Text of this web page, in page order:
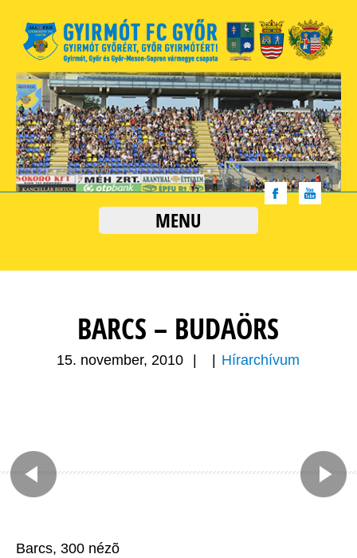
MENU
BARCS – BUDAÖRS
15. november, 2010 Hírarchívum
Barcs, 300 nézõ